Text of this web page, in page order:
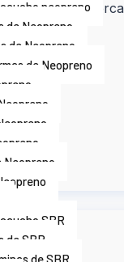
neopreno
de Neopreno
de Neopreno
de Neopreno
Neopreno
SBR
de SBR
de SBR
sectores del